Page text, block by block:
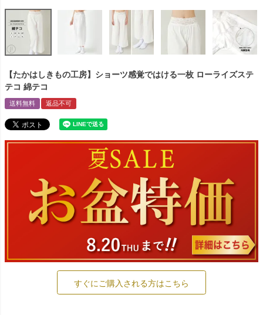
【たかはしきもの工房】ショーツ感覚ではける一枚 ローライズステ
テコ 綿テコ
送料無料 返品不可
すぐにご購入される方はこちら